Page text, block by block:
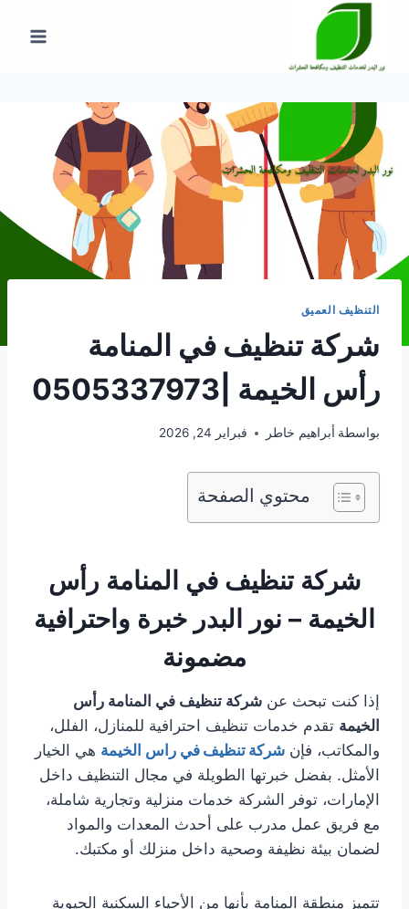
المحتوى
التنظيف العميق
شركة تنظيف في المنامة
رأس الخيمة |0505337973
بواسطة أبراهيم خاطر فبراير 24, 2026
محتوي الصفحة
شركة تنظيف في المنامة رأس
الخيمة – نور البدر خبرة واحترافية
مضمونة
إذا كنت تبحث عن شركة تنظيف في المنامة رأس
الخيمة تقدم خدمات تنظيف احترافية للمنازل، الفلل،
والمكاتب، فإن شركة تنظيف في راس الخيمة هي الخيار
الأمثل. بفضل خبرتها الطويلة في مجال التنظيف داخل
الإمارات، توفر الشركة خدمات منزلية وتجارية شاملة،
مع فريق عمل مدرب على أحدث المعدات والمواد
لضمان بيئة نظيفة وصحية داخل منزلك أو مكتبك.
تتميز منطقة المنامة بأنها من الأحياء السكنية الحيوية